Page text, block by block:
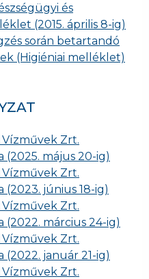
és
(2015. április 8-ig)
során betartandó
(Higiéniai melléklet)
Vízművek Zrt.
(2025. május 20-ig)
Vízművek Zrt.
(2023. június 18-ig)
Vízművek Zrt.
(2022. március 24-ig)
Vízművek Zrt.
(2022. január 21-ig)
Vízművek Zrt.